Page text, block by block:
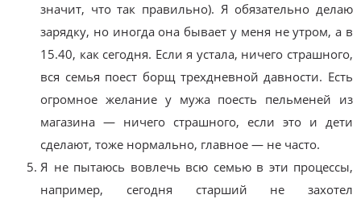
значит, что так правильно). Я обязательно делаю
зарядку, но иногда она бывает у меня не утром, а в
15.40, как сегодня. Если я устала, ничего страшного,
вся семья поест борщ трехдневной давности. Есть
огромное желание у мужа поесть пельменей из
магазина — ничего страшного, если это и дети
сделают, тоже нормально, главное — не часто.
Я не пытаюсь вовлечь всю семью в эти процессы,
например, сегодня старший не захотел